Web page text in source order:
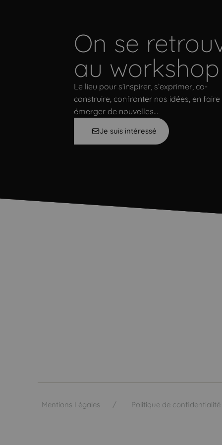
On se
au
Le lieu pour s’inspirer, s’exprimer, co-
construire, confronter nos idées, en faire
émerger de nouvelles…
Je suis intéressé
Mentions Légales Politique de confidentialité